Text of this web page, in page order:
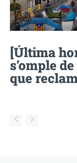
[Última
s’omple
que